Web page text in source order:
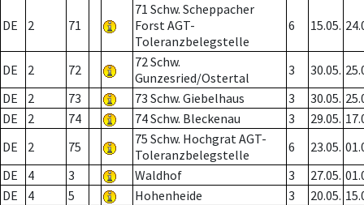
DE 2 71
71 Schw. Scheppacher
Forst AGT-
Toleranzbelegstelle
6 15.05.
DE 2 72
72 Schw.
Gunzesried/Ostertal
3 30.05.
DE
2 73 73 Schw. Giebelhaus 3 30.05.
DE
2 74 74 Schw. Bleckenau 3 29.05.
DE
2 75
75 Schw. Hochgrat AGT-
Toleranzbelegstelle
6 23.05.
DE
4 3 Waldhof 3 27.05.
DE
4 5 Hohenheide 3 20.05.